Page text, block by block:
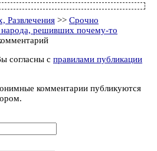
Развлечения >> Срочно
народа, решивших почему-то
согласны с правилами публикации
комментарии публикуются